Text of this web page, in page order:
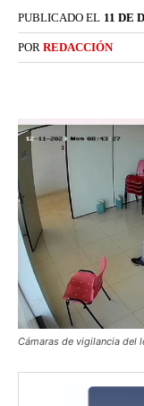
PUBLICADO EL 11 DE
POR REDACCIÓN
Cámaras de vigilancia del